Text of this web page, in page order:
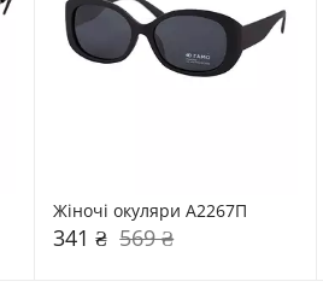
Жіночі окуляри А2267П
341 ₴ 569 ₴